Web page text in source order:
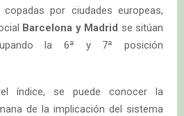
por ciudades europeas,
Barcelona y Madrid se sitúan
la 6ª y 7ª posición
índice, se puede conocer la
de la implicación del sistema